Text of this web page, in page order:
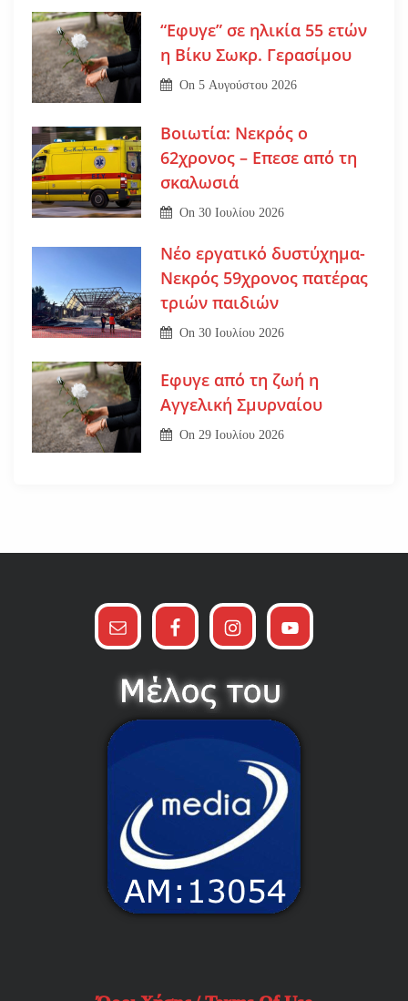
“Εφυγε” σε ηλικία 55 ετών
η Βίκυ Σωκρ. Γερασίμου
On5 Αυγούστου 2026
Βοιωτία: Νεκρός ο
62χρονος – Επεσε από τη
σκαλωσιά
On30 Ιουλίου 2026
Νέο εργατικό δυστύχημα-
Νεκρός 59χρονος πατέρας
τριών παιδιών
On30 Ιουλίου 2026
Εφυγε από τη ζωή η
Αγγελική Σμυρναίου
On29 Ιουλίου 2026